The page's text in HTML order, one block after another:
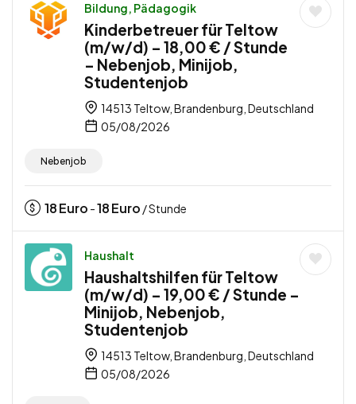
Bildung, Pädagogik
Kinderbetreuer für Teltow
(m/w/d) – 18,00 € / Stunde
– Nebenjob, Minijob,
Studentenjob
14513 Teltow, Brandenburg, Deutschland
05/08/2026
Nebenjob
18Euro -18Euro / Stunde
Haushalt
Haushaltshilfen für Teltow
(m/w/d) – 19,00 € / Stunde –
Minijob, Nebenjob,
Studentenjob
14513 Teltow, Brandenburg, Deutschland
05/08/2026